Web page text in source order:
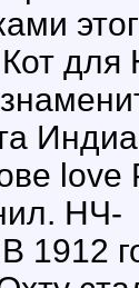
для
love
НЧ-
1912